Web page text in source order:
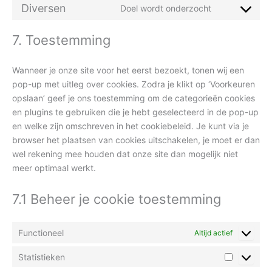
Diversen Doel wordt onderzocht
7. Toestemming
Wanneer je onze site voor het eerst bezoekt, tonen wij een
pop-up met uitleg over cookies. Zodra je klikt op ‘Voorkeuren
opslaan’ geef je ons toestemming om de categorieën cookies
en plugins te gebruiken die je hebt geselecteerd in de pop-up
en welke zijn omschreven in het cookiebeleid. Je kunt via je
browser het plaatsen van cookies uitschakelen, je moet er dan
wel rekening mee houden dat onze site dan mogelijk niet
meer optimaal werkt.
7.1 Beheer je cookie toestemming
Functioneel Altijd actief
Statistieken